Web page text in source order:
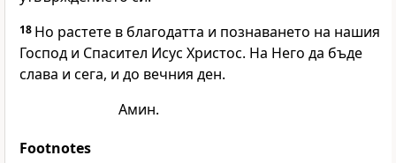
18 Но растете в благодатта и познаването на нашия
Господ и Спасител Исус Христос. На Него да бъде
слава и сега, и до вечния ден.
Амин.
Footnotes